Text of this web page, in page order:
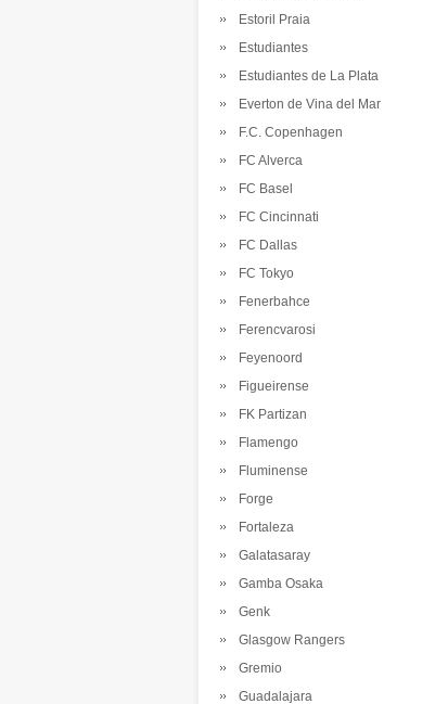
Estoril Praia
Estudiantes
Estudiantes de La Plata
Everton de Vina del Mar
F.C. Copenhagen
FC Alverca
FC Basel
FC Cincinnati
FC Dallas
FC Tokyo
Fenerbahce
Ferencvarosi
Feyenoord
Figueirense
FK Partizan
Flamengo
Fluminense
Forge
Fortaleza
Galatasaray
Gamba Osaka
Genk
Glasgow Rangers
Gremio
Guadalajara